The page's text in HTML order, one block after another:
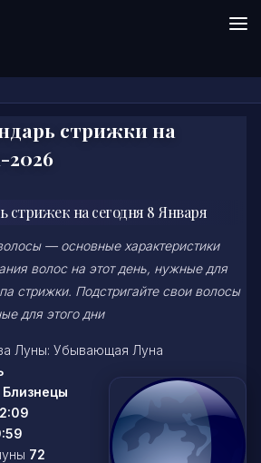
стрижки на
2026
стрижек на сегодня 8 Января
— основные характеристики
волос на этот день, нужные для
стрижки. Подстригайте свои волосы
для этого дни
Луны: Убывающая Луна
Близнецы
72